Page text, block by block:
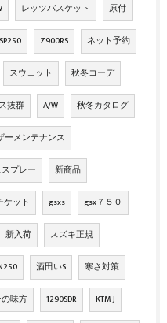
レッツバスケット 原付
SP250 Z900RS ネット予約
スウェット 秋冬コーデ
抜群 A/W 秋冬カタログ
ーメンテナンス
プレー 新商品
ケット gsxs gsx７５０
新入荷 スズキ正規
酒田いS 寒さ対策
味方 1290SDR KTM J